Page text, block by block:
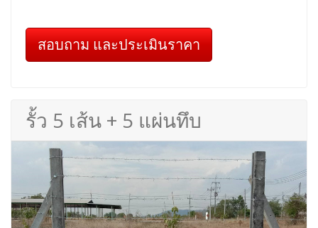
สอบถาม และประเมินราคา
รั้ว 5 เส้น + 5 แผ่นทึบ